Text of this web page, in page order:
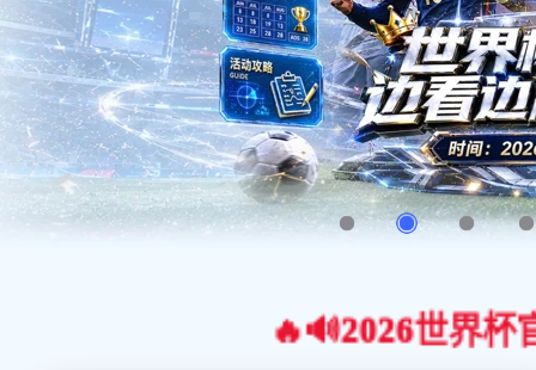
🔥🔊2026世界杯官网